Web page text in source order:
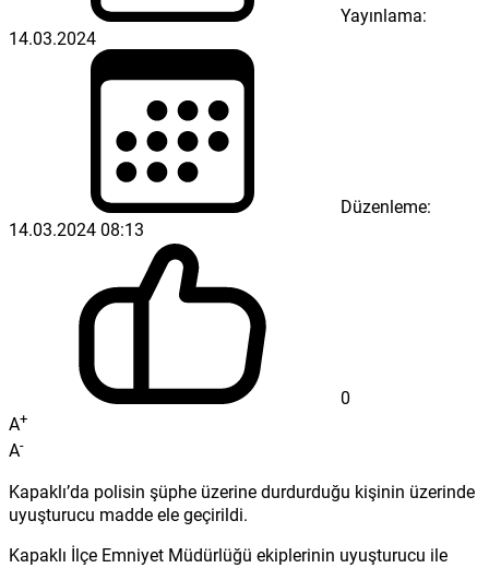
Yayınlama:
14.03.2024
Düzenleme:
14.03.2024 08:13
0
A+
A-
Kapaklı’da polisin şüphe üzerine durdurduğu kişinin üzerinde
uyuşturucu madde ele geçirildi.
Kapaklı İlçe Emniyet Müdürlüğü ekiplerinin uyuşturucu ile